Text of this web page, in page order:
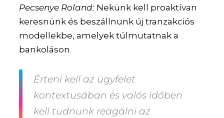
Pecsenye Roland: Nekünk kell proaktívan
keresnünk és beszállnunk új tranzakciós
modellekbe, amelyek túlmutatnak a
bankoláson.
Érteni kell az ügyfelet
kontextusában és valós időben
kell tudnunk reagálni az